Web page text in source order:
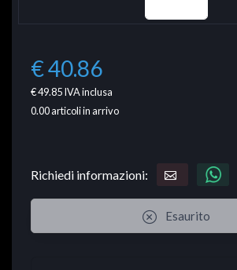
€ 40.86
€ 49.85IVA inclusa
0.00articoli in arrivo
Richiedi informazioni:
Esaurito